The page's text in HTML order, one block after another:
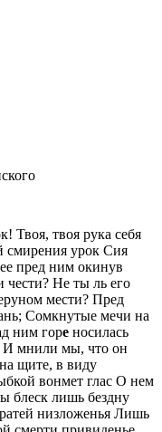
Твоя, твоя рука себя
смирения урок Сия
пред ним окинув
чести? Не ты ль его
мести? Пред
Сомкнутые мечи на
ним горе носилась
И мнили мы, что он
щите, в виду
вонмет глас О нем
блеск лишь бездну
низложенья Лишь